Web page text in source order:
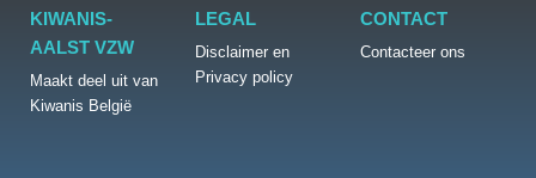
KIWANIS-
AALST VZW
Maakt deel uit van
Kiwanis België
LEGAL
Disclaimer en
Privacy policy
CONTACT
Contacteer ons